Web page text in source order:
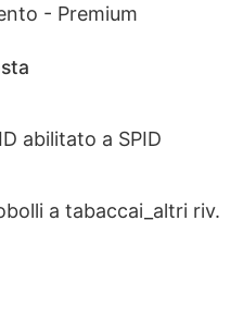
- Premium
abilitato a SPID
a tabaccai_altri riv.